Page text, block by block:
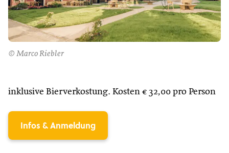
© Marco Riebler
inklusive Bierverkostung. Kosten € 32,00 pro Person
Infos & Anmeldung